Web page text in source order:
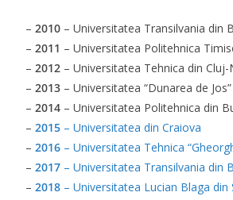
– 2010 – Universitatea Transilvania din
– 2011 – Universitatea Politehnica
– 2012 – Universitatea Tehnica din Cluj-
– 2013 – Universitatea “Dunarea de
– 2014 – Universitatea Politehnica din
– 2015 – Universitatea din Craiova
– 2016 – Universitatea Tehnica
– 2017 – Universitatea Transilvania din
– 2018 – Universitatea Lucian Blaga din